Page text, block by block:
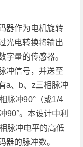
作为电机旋转
光电转换将输出
字量的传感器。
冲信号，并送至
a、b、z三相脉冲
脉冲90°（或1/4
90°。本设计中利
脉冲电平的高低
器的脉冲数。